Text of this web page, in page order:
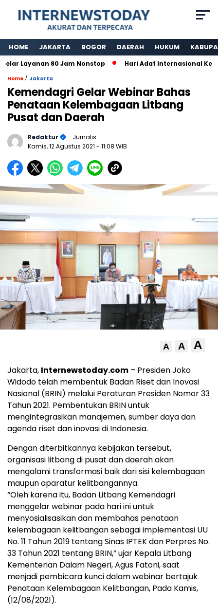
HOME JAKARTA BOGOR DAERAH HUKUM
Layanan 80 Jam Nonstop Hari Adat Internasional Ke 39
Home / Jakarta
Kemendagri Gelar Webinar Bahas
Penataan Kelembagaan Litbang
Pusat dan Daerah
Redaktur
- Jurnalis
Kamis, 12 Agustus 2021 - 11:08 WIB
A A A
Jakarta, Internewstoday.com – Presiden Joko
Widodo telah membentuk Badan Riset dan Inovasi
Nasional (BRIN) melalui Peraturan Presiden Nomor 33
Tahun 2021. Pembentukan BRIN untuk
mengintegrasikan manajemen, sumber daya dan
agenda riset dan inovasi di Indonesia.
Dengan diterbitkannya kebijakan tersebut,
organisasi litbang di pusat dan daerah akan
mengalami transformasi baik dari sisi kelembagaan
maupun aparatur kelitbangannya.
“Oleh karena itu, Badan Litbang Kemendagri
menggelar webinar pada hari ini untuk
menyosialisasikan dan membahas penataan
kelembagaan kelitbangan sebagai implementasi UU
No. 11 Tahun 2019 tentang Sinas IPTEK dan Perpres No.
33 Tahun 2021 tentang BRIN,” ujar Kepala Litbang
Kementerian Dalam Negeri, Agus Fatoni, saat
menjadi pembicara kunci dalam webinar bertajuk
Penataan Kelembagaan Kelitbangan, Pada Kamis,
(12/08/2021).